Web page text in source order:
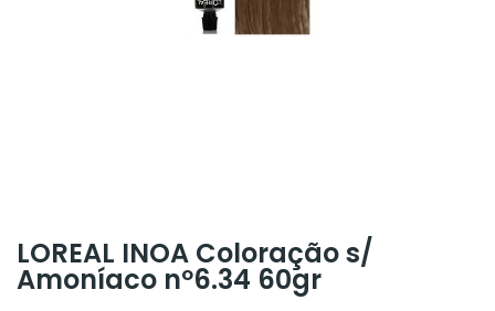
LOREAL INOA Coloração s/
Amoníaco nº6.34 60gr